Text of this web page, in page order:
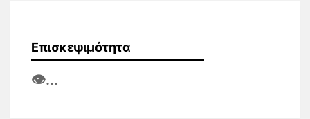
Επισκεψιμότητα
👁️...